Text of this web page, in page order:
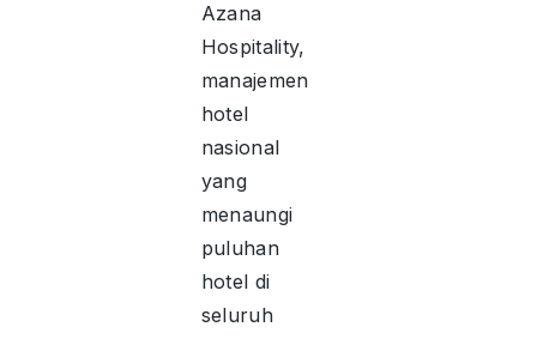
Azana
Hospitality,
manajemen
hotel
nasional
yang
menaungi
puluhan
hotel di
seluruh